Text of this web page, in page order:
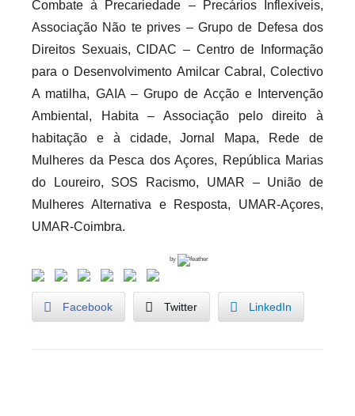
Combate à Precariedade – Precários Inflexíveis,
Associação Não te prives – Grupo de Defesa dos
Direitos Sexuais, CIDAC – Centro de Informação
para o Desenvolvimento Amilcar Cabral, Colectivo
A matilha, GAIA – Grupo de Acção e Intervenção
Ambiental, Habita – Associação pelo direito à
habitação e à cidade, Jornal Mapa, Rede de
Mulheres da Pesca dos Açores, República Marias
do Loureiro, SOS Racismo, UMAR – União de
Mulheres Alternativa e Resposta, UMAR-Açores,
UMAR-Coimbra.
by
Facebook Twitter LinkedIn